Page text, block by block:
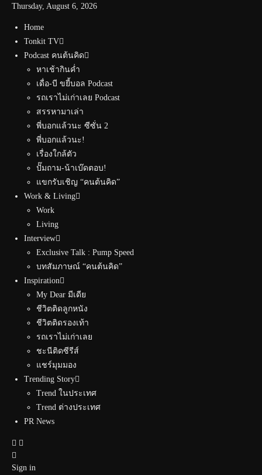
Thursday, August 6, 2026
Home
Tonkit TV
Podcast คนต้นคิด
หาเช้ากินค่ำ
เดื่อ-บี ขยี้บอล Podcast
รถเราไม่เก่าเลย Podcast
สรรหามาเล่า
พี่บอกแล้วนะ ซีซั่น 2
พี่บอกแล้วนะ!
เรื่องใกล้ตัว
ปั๊มถาม-น้าเบ๊ดตอบ!
แขกรับเชิญ “คนต้นคิด”
Work & Living
Work
Living
Interview
Exclusive Talk : Pump Speed
บทสัมภาษณ์ “คนต้นคิด”
Inspiration
My Dear มีเดีย
ชีวิตติดลูกหนัง
ชีวิตติดรองเท้า
รถเราไม่เก่าเลย
ชะนีติดซีรีส์
แชร์มุมมอง
Trending Story
Trend ในประเทศ
Trend ต่างประเทศ
PR News
Sign in